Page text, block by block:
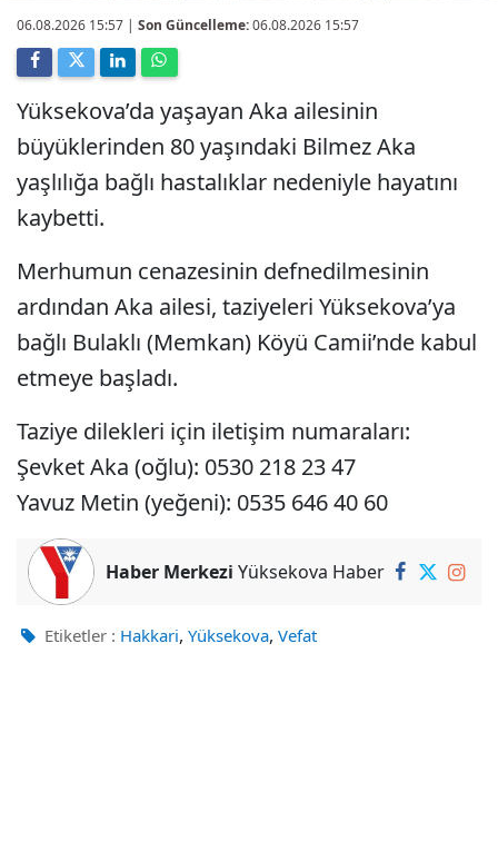
06.08.2026 15:57 | Son Güncelleme:06.08.2026 15:57
Yüksekova’da yaşayan Aka ailesinin
büyüklerinden 80 yaşındaki Bilmez Aka
yaşlılığa bağlı hastalıklar nedeniyle hayatını
kaybetti.
Merhumun cenazesinin defnedilmesinin
ardından Aka ailesi, taziyeleri Yüksekova’ya
bağlı Bulaklı (Memkan) Köyü Camii’nde kabul
etmeye başladı.
Taziye dilekleri için iletişim numaraları:
Şevket Aka (oğlu): 0530 218 23 47
Yavuz Metin (yeğeni): 0535 646 40 60
Haber Merkezi Yüksekova Haber
Etiketler : Hakkari, Yüksekova, Vefat